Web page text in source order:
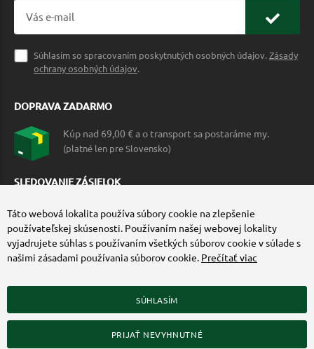
Súhlasím so spracovaním poskytnutých osobných údajov.Zásady
ochrany osobných údajov.
DOPRAVA ZADARMO
Kúp nad 69,00 € a o transport sa postaráme my.
(platné len pre Slovensko)
SLEDOVANIE ZÁSIELOK
ZÍSKAJTE VIAC O COMMANDO.SK
Táto webová lokalita používa súbory cookie na zlepšenie
používateľskej skúsenosti. Používaním našej webovej lokality
vyjadrujete súhlas s používaním všetkých súborov cookie v súlade s
našimi zásadami používania súborov cookie. Prečítať viac
SÚHLASÍM
PRIJAŤ NEVYHNUTNÉ